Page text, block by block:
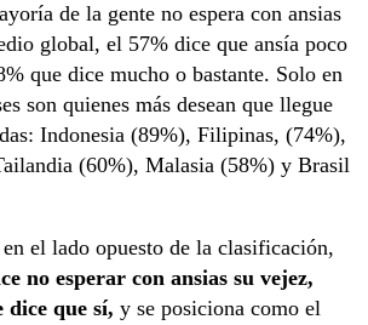
de la gente no espera con ansias
global, el 57% dice que ansía poco
que dice mucho o bastante. Solo en
son quienes más desean que llegue
Indonesia (89%), Filipinas, (74%),
(60%), Malasia (58%) y Brasil
el lado opuesto de la clasificación,
no esperar con ansias su vejez,
que sí, y se posiciona como el